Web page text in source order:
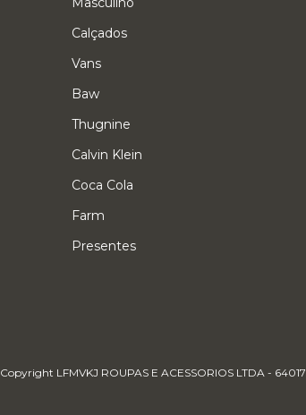
Calçados
Vans
Baw
Thugnine
Calvin Klein
Coca Cola
Farm
Presentes
Copyright LFMVKJ ROUPAS E ACESSORIOS LTDA -